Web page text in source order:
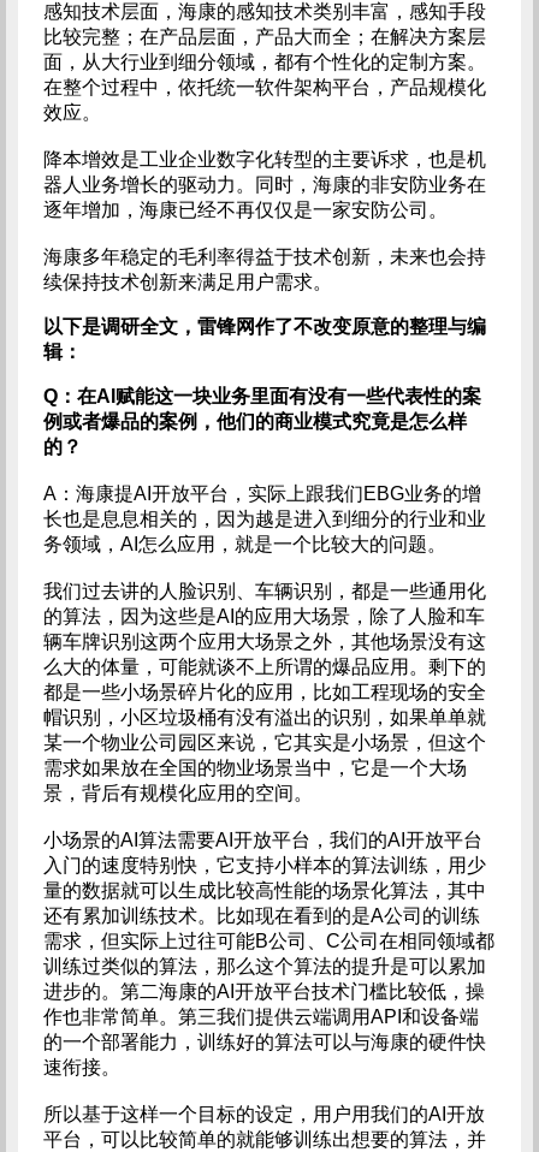
感知技术层面，海康的感知技术类别丰富，感知手段
比较完整；在产品层面，产品大而全；在解决方案层
面，从大行业到细分领域，都有个性化的定制方案。
在整个过程中，依托统一软件架构平台，产品规模化
效应。
降本增效是工业企业数字化转型的主要诉求，也是机
器人业务增长的驱动力。同时，海康的非安防业务在
逐年增加，海康已经不再仅仅是一家安防公司。
海康多年稳定的毛利率得益于技术创新，未来也会持
续保持技术创新来满足用户需求。
以下是调研全文，雷锋网作了不改变原意的整理与编
辑：
Q：在AI赋能这一块业务里面有没有一些代表性的案
例或者爆品的案例，他们的商业模式究竟是怎么样
的？
A：海康提AI开放平台，实际上跟我们EBG业务的增
长也是息息相关的，因为越是进入到细分的行业和业
务领域，AI怎么应用，就是一个比较大的问题。
我们过去讲的人脸识别、车辆识别，都是一些通用化
的算法，因为这些是AI的应用大场景，除了人脸和车
辆车牌识别这两个应用大场景之外，其他场景没有这
么大的体量，可能就谈不上所谓的爆品应用。剩下的
都是一些小场景碎片化的应用，比如工程现场的安全
帽识别，小区垃圾桶有没有溢出的识别，如果单单就
某一个物业公司园区来说，它其实是小场景，但这个
需求如果放在全国的物业场景当中，它是一个大场
景，背后有规模化应用的空间。
小场景的AI算法需要AI开放平台，我们的AI开放平台
入门的速度特别快，它支持小样本的算法训练，用少
量的数据就可以生成比较高性能的场景化算法，其中
还有累加训练技术。比如现在看到的是A公司的训练
需求，但实际上过往可能B公司、C公司在相同领域都
训练过类似的算法，那么这个算法的提升是可以累加
进步的。第二海康的AI开放平台技术门槛比较低，操
作也非常简单。第三我们提供云端调用API和设备端
的一个部署能力，训练好的算法可以与海康的硬件快
速衔接。
所以基于这样一个目标的设定，用户用我们的AI开放
平台，可以比较简单的就能够训练出想要的算法，并